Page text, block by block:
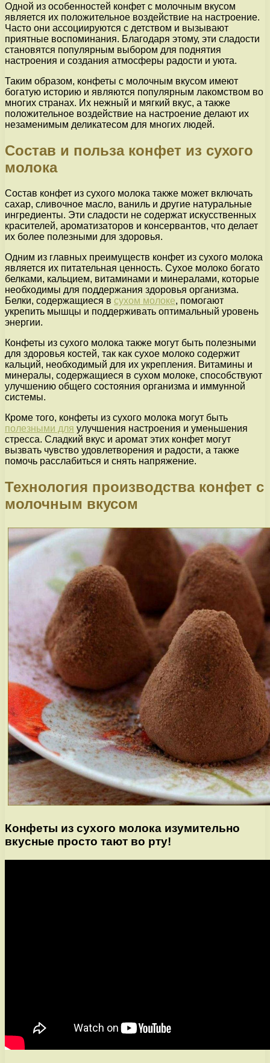
Одной из особенностей конфет с молочным вкусом
является их положительное воздействие на настроение.
Часто они ассоциируются с детством и вызывают
приятные воспоминания. Благодаря этому, эти сладости
становятся популярным выбором для поднятия
настроения и создания атмосферы радости и уюта.
Таким образом, конфеты с молочным вкусом имеют
богатую историю и являются популярным лакомством во
многих странах. Их нежный и мягкий вкус, а также
положительное воздействие на настроение делают их
незаменимым деликатесом для многих людей.
Состав и польза конфет из сухого
молока
Состав конфет из сухого молока также может включать
сахар, сливочное масло, ваниль и другие натуральные
ингредиенты. Эти сладости не содержат искусственных
красителей, ароматизаторов и консервантов, что делает
их более полезными для здоровья.
Одним из главных преимуществ конфет из сухого молока
является их питательная ценность. Сухое молоко богато
белками, кальцием, витаминами и минералами, которые
необходимы для поддержания здоровья организма.
Белки, содержащиеся в сухом молоке, помогают
укрепить мышцы и поддерживать оптимальный уровень
энергии.
Конфеты из сухого молока также могут быть полезными
для здоровья костей, так как сухое молоко содержит
кальций, необходимый для их укрепления. Витамины и
минералы, содержащиеся в сухом молоке, способствуют
улучшению общего состояния организма и иммунной
системы.
Кроме того, конфеты из сухого молока могут быть
полезными для улучшения настроения и уменьшения
стресса. Сладкий вкус и аромат этих конфет могут
вызвать чувство удовлетворения и радости, а также
помочь расслабиться и снять напряжение.
Технология производства конфет с
молочным вкусом
Конфеты из сухого молока изумительно
вкусные просто тают во рту!